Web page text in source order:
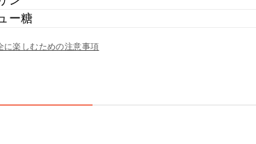
ー糖
に楽しむための注意事項